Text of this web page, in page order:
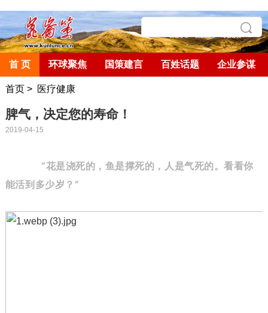
首 页 环球聚焦 国策建言 百姓话题 企业参谋
首页> 医疗健康
脾气，决定您的寿命！
2019-04-15
“花是浇死的，鱼是撑死的，人是气死的。看看你
能活到多少岁？ ”